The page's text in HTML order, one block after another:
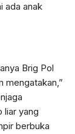
ada anak
Brig Pol
mengatakan,”
liar yang
berbuka